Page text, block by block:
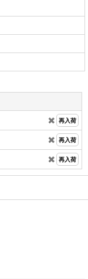
✖️ 再入荷
✖️ 再入荷
✖️ 再入荷